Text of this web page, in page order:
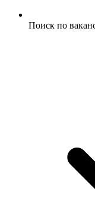
Поиск по